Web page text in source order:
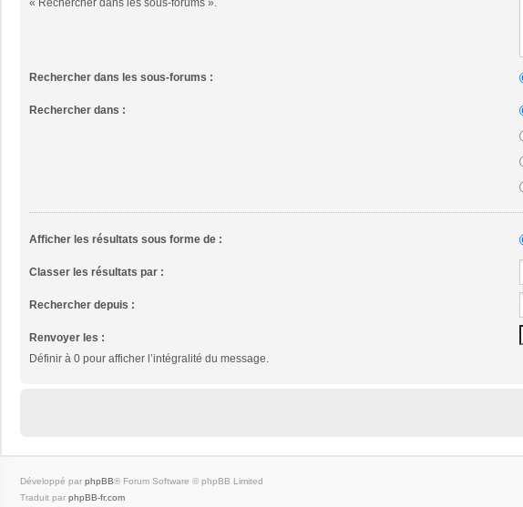
« Rechercher dans les sous-forums ».
Rechercher dans les sous-forums :
Rechercher dans :
Afficher les résultats sous forme de :
Classer les résultats par :
Rechercher depuis :
Renvoyer les :
Définir à 0 pour afficher l’intégralité du message.
Développé par phpBB® Forum Software © phpBB Limited
Traduit par phpBB-fr.com